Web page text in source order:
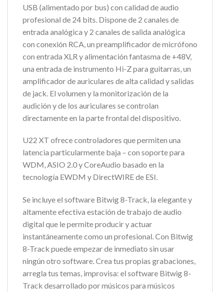
USB (alimentado por bus) con calidad de audio
profesional de 24 bits. Dispone de 2 canales de
entrada analógica y 2 canales de salida analógica
con conexión RCA, un preamplificador de micrófono
con entrada XLR y alimentación fantasma de +48V,
una entrada de instrumento Hi-Z para guitarras, un
amplificador de auriculares de alta calidad y salidas
de jack. El volumen y la monitorización de la
audición y de los auriculares se controlan
directamente en la parte frontal del dispositivo.
U22 XT ofrece controladores que permiten una
latencia particularmente baja – con soporte para
WDM, ASIO 2.0 y CoreAudio basado en la
tecnología EWDM y DirectWIRE de ESI.
Se incluye el software Bitwig 8-Track, la elegante y
altamente efectiva estación de trabajo de audio
digital que le permite producir y actuar
instantáneamente como un profesional. Con Bitwig
8-Track puede empezar de inmediato sin usar
ningún otro software. Crea tus propias grabaciones,
arregla tus temas, improvisa: el software Bitwig 8-
Track desarrollado por músicos para músicos